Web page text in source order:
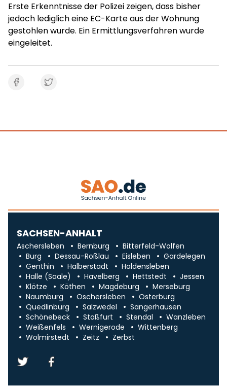
Erste Erkenntnisse der Polizei zeigen, dass bisher
jedoch lediglich eine EC-Karte aus der Wohnung
gestohlen wurde. Ein Ermittlungsverfahren wurde
eingeleitet.
SACHSEN-ANHALT
Aschersleben Bernburg
Bitterfeld-Wolfen
Burg
Dessau-Roßlau Eisleben
Gardelegen
Genthin
Halberstadt
Haldensleben
Halle (Saale)
Havelberg Hettstedt
Jessen
Klötze
Köthen Magdeburg
Merseburg
Naumburg
Oschersleben
Osterburg
Quedlinburg
Salzwedel
Sangerhausen
Schönebeck
Staßfurt Stendal
Wanzleben
Weißenfels
Wernigerode
Wittenberg
Wolmirstedt
Zeitz Zerbst